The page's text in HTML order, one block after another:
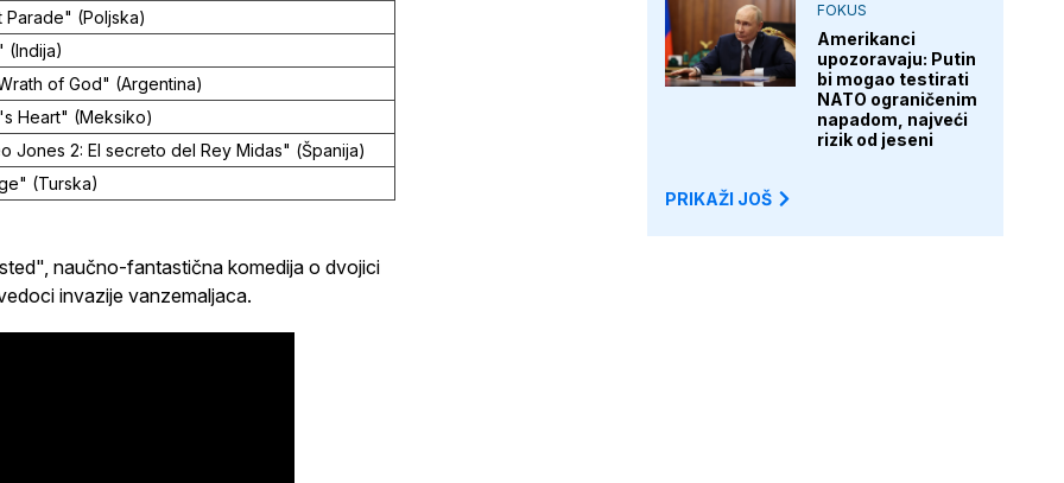
Parade" (Poljska)
(Indija)
of God" (Argentina)
Heart" (Meksiko)
Jones 2: El secreto del Rey Midas" (Španija)
(Turska)
naučno-fantastična komedija o dvojici
invazije vanzemaljaca.
FOKUS
Amerikanci
upozoravaju: Putin
bi mogao testirati
NATO ograničenim
napadom, najveći
rizik od jeseni
PRIKAŽI JOŠ